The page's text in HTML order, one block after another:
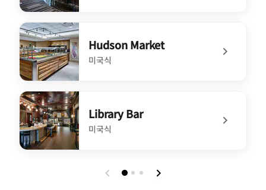
undefined The Central
Hudson Market
미국식
undefined Hudson Market
Library Bar
미국식
undefined Library Bar